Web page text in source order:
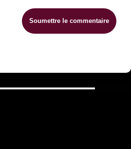
Soumettre le commentaire